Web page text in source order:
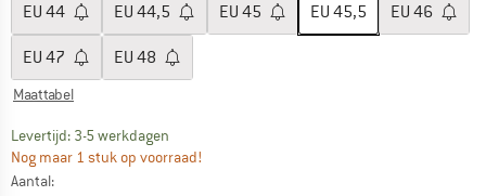
EU 44 EU 44,5 EU 45 EU 45,5 EU 46
EU 47 EU 48
Maattabel
Levertijd: 3-5 werkdagen
Nog maar 1 stuk op voorraad!
Aantal: